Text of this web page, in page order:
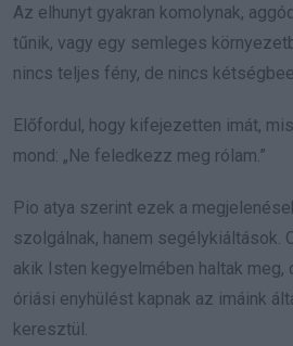
Az elhunyt gyakran komolynak,
tűnik, vagy egy semleges
nincs teljes fény, de nincs
Előfordul, hogy kifejezetten imát,
mond: „Ne feledkezz meg rólam.”
Pio atya szerint ezek a
szolgálnak, hanem segélykiáltások.
akik Isten kegyelmében haltak meg,
óriási enyhülést kapnak az imáink
keresztül.